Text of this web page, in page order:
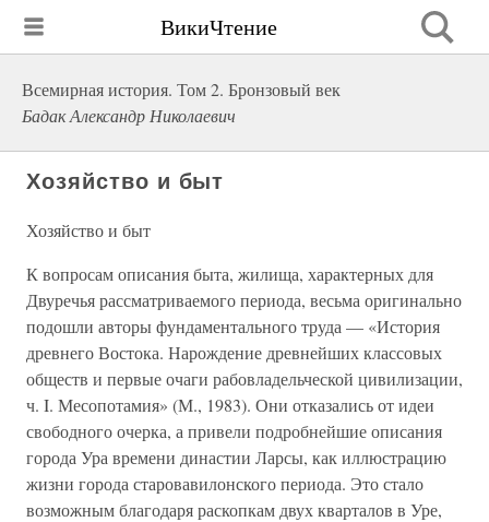
ВикиЧтение
Всемирная история. Том 2. Бронзовый век
Бадак Александр Николаевич
Хозяйство и быт
Хозяйство и быт
К вопросам описания быта, жилища, характерных для
Двуречья рассматриваемого периода, весьма оригинально
подошли авторы фундаментального труда — «История
древнего Востока. Нарождение древнейших классовых
обществ и первые очаги рабовладельческой цивилизации,
ч. I. Месопотамия» (М., 1983). Они отказались от идеи
свободного очерка, а привели подробнейшие описания
города Ура времени династии Ларсы, как иллюстрацию
жизни города старовавилонского периода. Это стало
возможным благодаря раскопкам двух кварталов в Уре,